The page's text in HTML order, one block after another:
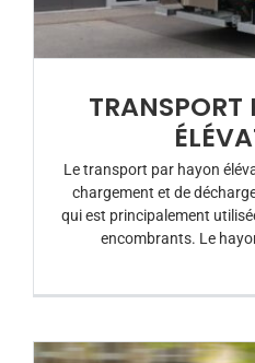
Le transport par hayon
chargement et de
qui est principalement
encombrants. Le